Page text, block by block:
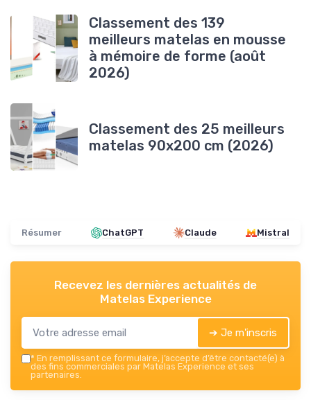
Classement des 139
meilleurs matelas en mousse
à mémoire de forme (août
2026)
Classement des 25 meilleurs
matelas 90x200 cm (2026)
Résumer ChatGPT Claude Mistral
Recevez les dernières actualités de
Matelas Experience
➔ Je m'inscris
* En remplissant ce formulaire, j’accepte d’être contacté(e) à
des fins commerciales par Matelas Experience et ses
partenaires.